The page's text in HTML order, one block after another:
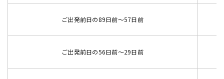
ご出発前日の89日前～57日前
ご出発前日の56日前～29日前